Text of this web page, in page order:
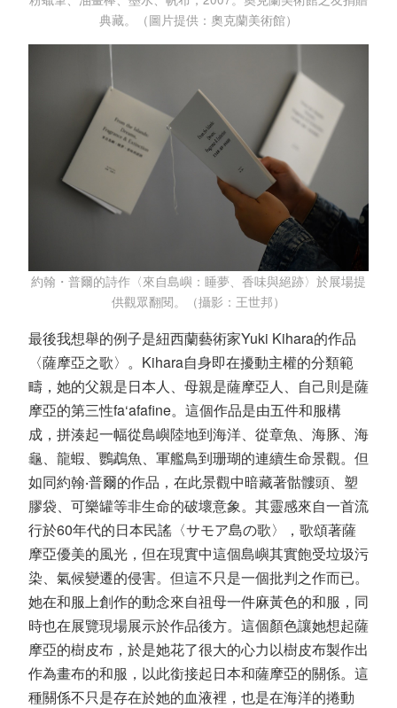
典藏。（圖片提供：奧克蘭美術館）
約翰・普爾的詩作〈來自島嶼：睡夢、香味與絕跡〉於展場提
供觀眾翻閱。（攝影：王世邦）
最後我想舉的例子是紐西蘭藝術家Yuki Kihara的作品
〈薩摩亞之歌〉。Kihara自身即在擾動主權的分類範
疇，她的父親是日本人、母親是薩摩亞人、自己則是薩
摩亞的第三性fa‘afafine。這個作品是由五件和服構
成，拼湊起一幅從島嶼陸地到海洋、從章魚、海豚、海
龜、龍蝦、鸚鵡魚、軍艦鳥到珊瑚的連續生命景觀。但
如同約翰‧普爾的作品，在此景觀中暗藏著骷髏頭、塑
膠袋、可樂罐等非生命的破壞意象。其靈感來自一首流
行於60年代的日本民謠〈サモア島の歌〉，歌頌著薩
摩亞優美的風光，但在現實中這個島嶼其實飽受垃圾污
染、氣候變遷的侵害。但這不只是一個批判之作而已。
她在和服上創作的動念來自祖母一件麻黃色的和服，同
時也在展覽現場展示於作品後方。這個顏色讓她想起薩
摩亞的樹皮布，於是她花了很大的心力以樹皮布製作出
作為畫布的和服，以此銜接起日本和薩摩亞的關係。這
種關係不只是存在於她的血液裡，也是在海洋的捲動